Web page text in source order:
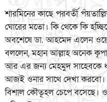
শারমিনের কাছে পরবর্তী
ঘোরের মতো। কি থেকে কি
অবশেষে ডা. আহমেদ এলেন
বললেন, মহান আল্লাহ অনেক কৃপা
আর এর জন্য মেহমুদ সাহেবকে
আজই ওনার সাথে দেখা
বিশাল কৌতূহল চেপে বসেছে।